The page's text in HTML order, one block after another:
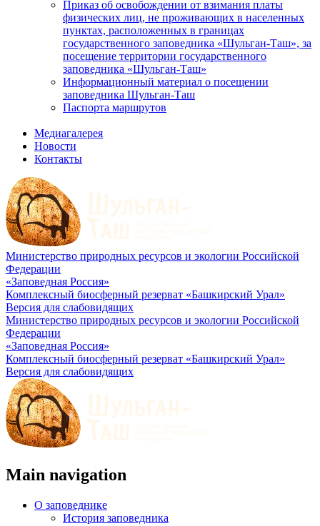
Приказ об освобождении от взимания платы
физических лиц, не проживающих в населенных
пунктах, расположенных в границах
государственного заповедника «Шульган-Таш», за
посещение территории государственного
заповедника «Шульган-Таш»
Информационный материал о посещении
заповедника Шульган-Таш
Паспорта маршрутов
Медиагалерея
Новости
Контакты
Министерство природных ресурсов и экологии Российской
Федерации
«Заповедная Россия»
Комплексный биосферный резерват «Башкирский Урал»
Версия для слабовидящих
Министерство природных ресурсов и экологии Российской
Федерации
«Заповедная Россия»
Комплексный биосферный резерват «Башкирский Урал»
Версия для слабовидящих
Main navigation
О заповеднике
История заповедника